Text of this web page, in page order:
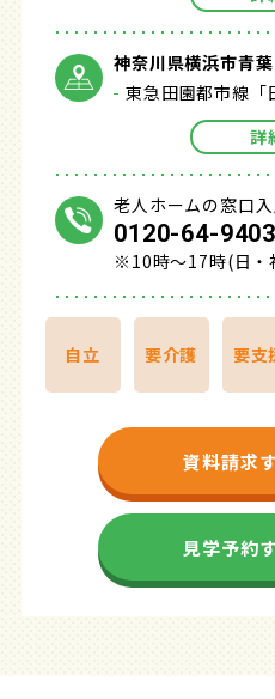
神奈川県横浜市青
東急田園都市線「
詳
老人ホームの窓口
0120-64-9403
※10時～17時(日・
自立 要介護 要支
資料請求
見学予約